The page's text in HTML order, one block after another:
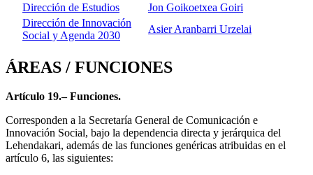
Dirección de Estudios
Jon Goikoetxea Goiri
Dirección de Innovación
Social y Agenda 2030
Asier Aranbarri Urzelai
ÁREAS / FUNCIONES
Artículo 19.– Funciones.
Corresponden a la Secretaría General de Comunicación e
Innovación Social, bajo la dependencia directa y jerárquica del
Lehendakari, además de las funciones genéricas atribuidas en el
artículo 6, las siguientes: